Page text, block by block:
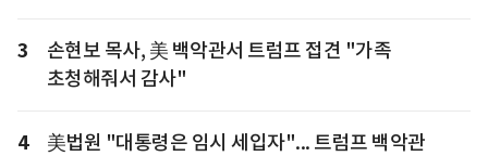
3
손현보 목사, 美 백악관서 트럼프 접견 "가족
초청해줘서 감사"
4
美법원 "대통령은 임시 세입자"... 트럼프 백악관